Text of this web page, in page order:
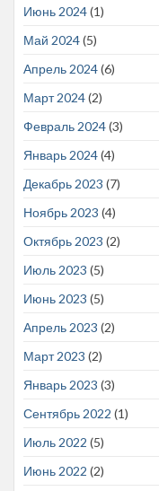
Июнь 2024(1)
Май 2024(5)
Апрель 2024(6)
Март 2024(2)
Февраль 2024(3)
Январь 2024(4)
Декабрь 2023 (7)
Ноябрь 2023 (4)
Октябрь 2023 (2)
Июль 2023 (5)
Июнь 2023 (5)
Апрель 2023 (2)
Март 2023 (2)
Январь 2023 (3)
Сентябрь 2022 (1)
Июль 2022 (5)
Июнь 2022 (2)